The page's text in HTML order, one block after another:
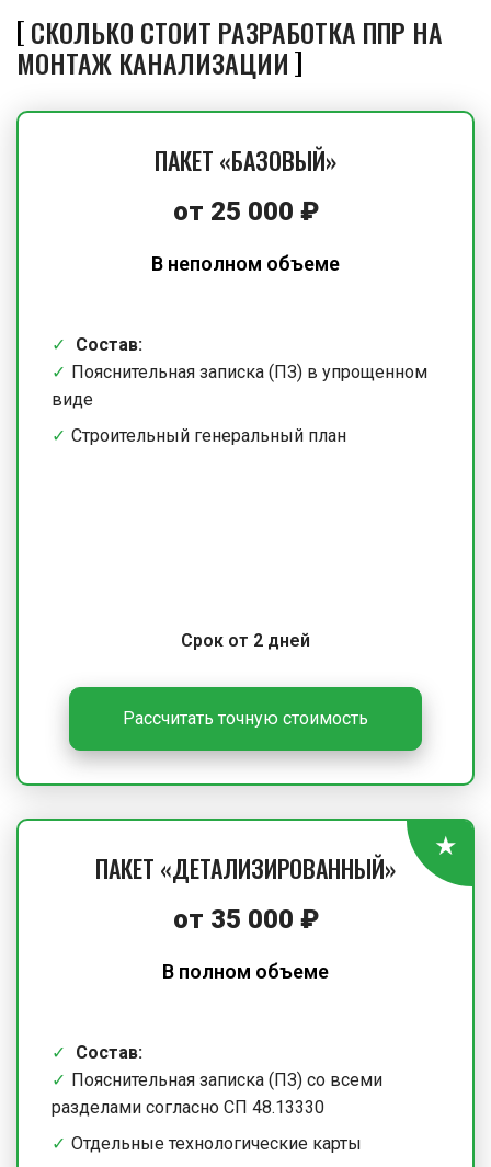
СКОЛЬКО СТОИТ РАЗРАБОТКА ППР НА
МОНТАЖ КАНАЛИЗАЦИИ
ПАКЕТ «БАЗОВЫЙ»
от 25 000 ₽
В неполном объеме
Состав:
Пояснительная записка (ПЗ) в упрощенном
виде
Строительный генеральный план
Срок от 2 дней
Рассчитать точную стоимость
ПАКЕТ «ДЕТАЛИЗИРОВАННЫЙ»
от 35 000 ₽
В полном объеме
Состав:
Пояснительная записка (ПЗ) со всеми
разделами согласно СП 48.13330
Отдельные технологические карты